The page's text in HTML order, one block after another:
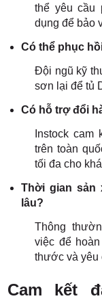
thể yêu cầu
dụng để bảo
Có thể phục
Đội ngũ kỹ
sơn lại để tủ
Có hỗ trợ đổi
Instock
trên toàn
tối đa cho
Thời gian sản
lâu?
Thông
việc để
thước và yêu
Cam kết